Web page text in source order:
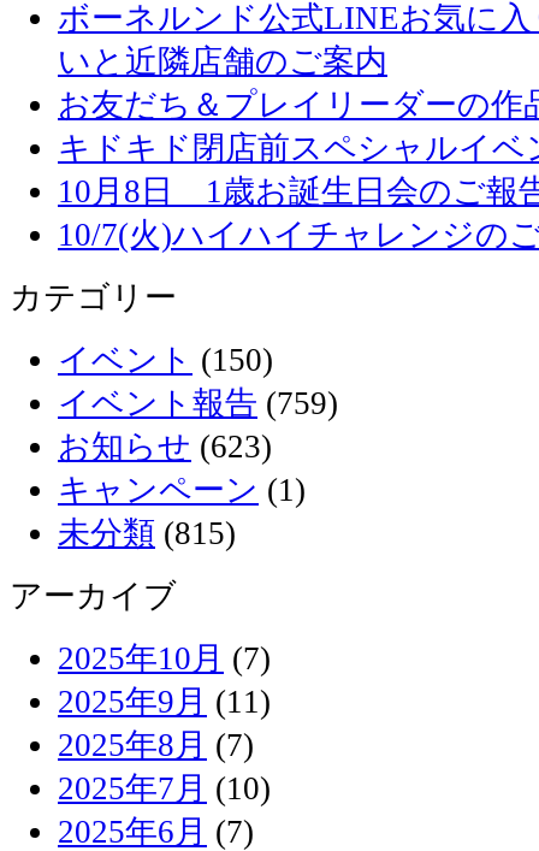
ボーネルンド公式LINEお気に
いと近隣店舗のご案内
お友だち＆プレイリーダーの作
キドキド閉店前スペシャルイベ
10月8日 1歳お誕生日会のご報
10/7(火)ハイハイチャレンジの
カテゴリー
イベント (150)
イベント報告 (759)
お知らせ (623)
キャンペーン (1)
未分類 (815)
アーカイブ
2025年10月 (7)
2025年9月 (11)
2025年8月 (7)
2025年7月 (10)
2025年6月 (7)